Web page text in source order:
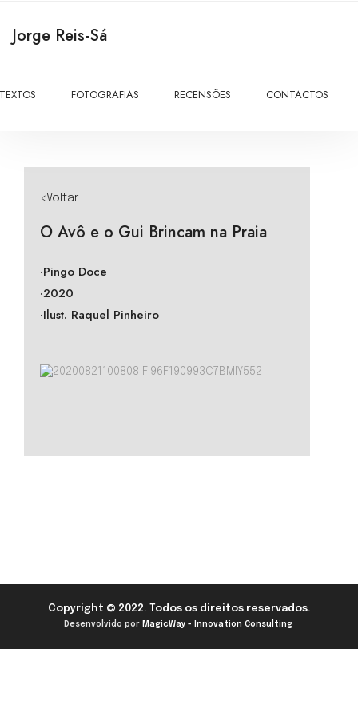
Jorge Reis-Sá
TEXTOS FOTOGRAFIAS RECENSÕES CONTACTOS
<Voltar
O Avô e o Gui Brincam na Praia
·Pingo Doce
·2020
·Ilust. Raquel Pinheiro
Copyright © 2022. Todos os direitos reservados.
Desenvolvido por MagicWay - Innovation Consulting